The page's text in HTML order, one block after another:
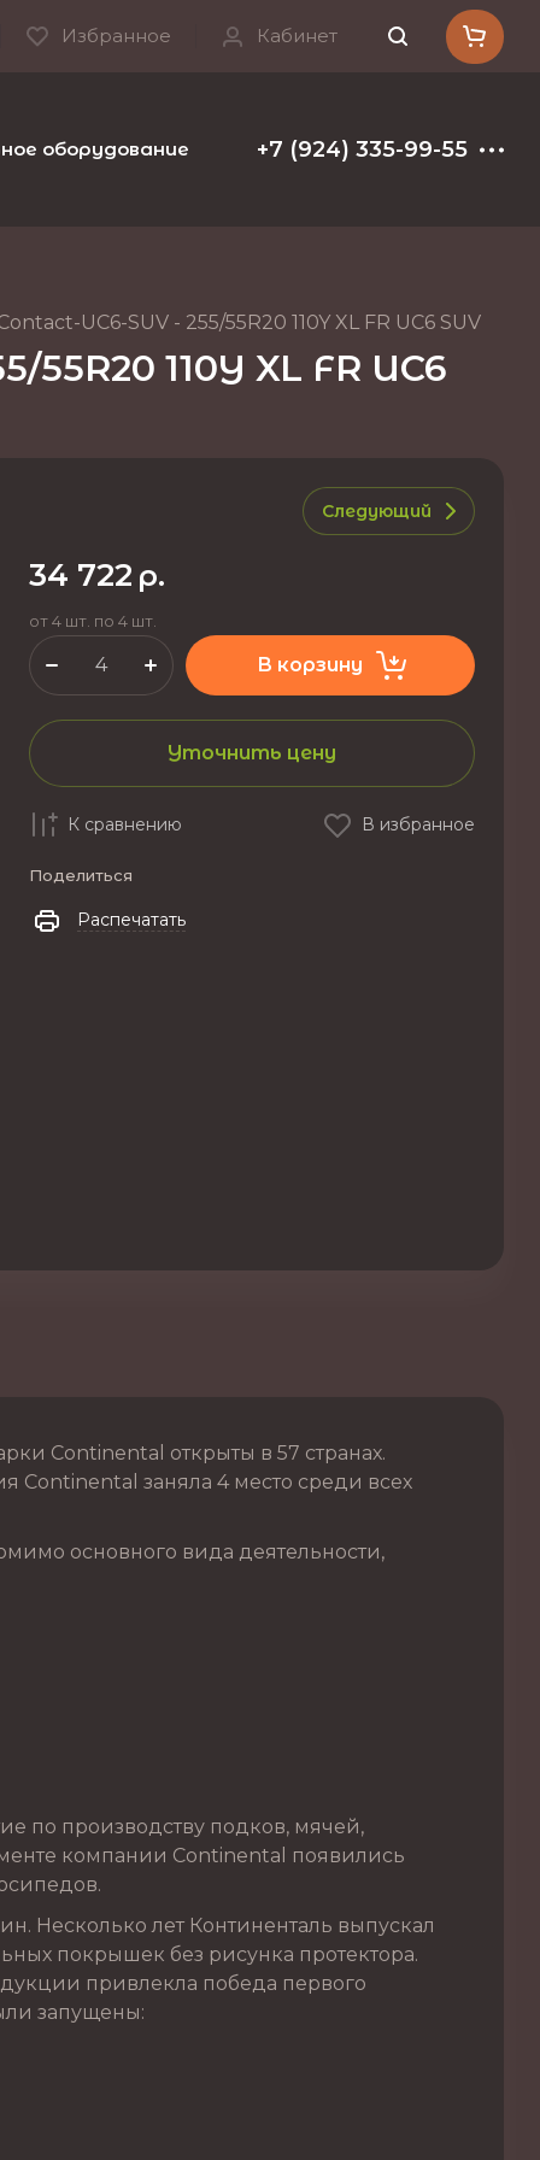
Избранное Кабинет
оборудование и расходные материалы
+7 (924) 335-99-55
UC6-SUV - 255/55R20 110Y XL FR UC6 SUV
110Y XL FR UC6
Следующий
34 722 р.
от 4 шт. по 4 шт.
В корзину
Уточнить цену
К сравнению В избранное
Поделиться
Распечатать
Continental открыты в 57 странах.
Continental заняла 4 место среди всех
основного вида деятельности,
по производству подков, мячей,
компании Continental появились
Несколько лет Континенталь выпускал
покрышек без рисунка протектора.
привлекла победа первого
запущены: